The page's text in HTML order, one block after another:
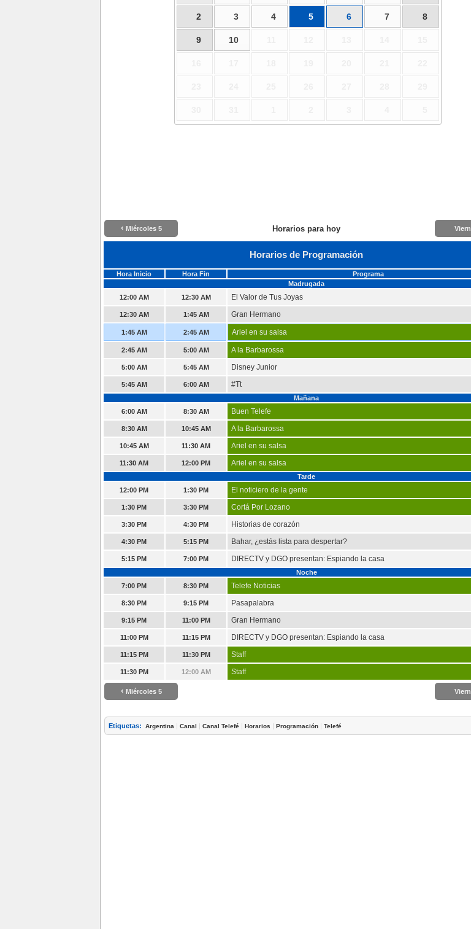
2 3 4 5 6 7 8
9 10
‹ Miércoles 5 Horarios para hoy
Horarios de Programación
Hora Inicio Hora Fin
Programa
Madrugada
12:00 AM
12:30 AM El Valor de Tus Joyas
12:30 AM 1:45 AM Gran Hermano
1:45 AM 2:45 AM Ariel en su salsa
2:45 AM 5:00 AM A la Barbarossa
5:00 AM 5:45 AM Disney Junior
5:45 AM 6:00 AM #Tt
Mañana
6:00 AM
8:30 AM Buen Telefe
8:30 AM 10:45 AM A la Barbarossa
10:45 AM 11:30 AM Ariel en su salsa
11:30 AM 12:00 PM Ariel en su salsa
Tarde
12:00 PM
1:30 PM El noticiero de la gente
1:30 PM 3:30 PM Cortá Por Lozano
3:30 PM 4:30 PM Historias de corazón
4:30 PM 5:15 PM Bahar, ¿estás lista para despertar?
5:15 PM 7:00 PM DIRECTV y DGO presentan: Espiando la casa
Noche
7:00 PM
8:30 PM Telefe Noticias
8:30 PM 9:15 PM Pasapalabra
9:15 PM 11:00 PM Gran Hermano
11:00 PM 11:15 PM DIRECTV y DGO presentan: Espiando la casa
11:15 PM 11:30 PM Staff
11:30 PM 12:00 AM Staff
‹ Miércoles 5
Etiquetas: Argentina | Canal | Canal Telefé | Horarios | Programación | Telefé